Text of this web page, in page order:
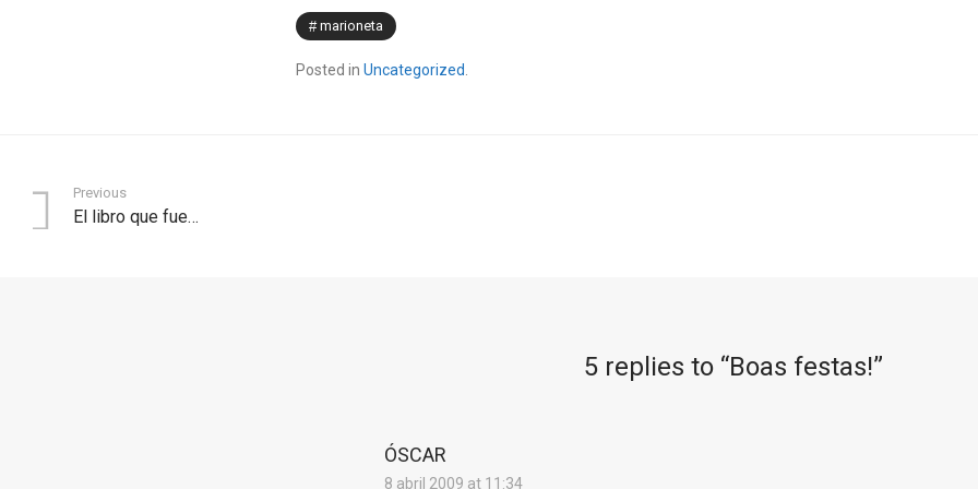
marioneta
Posted in Uncategorized
Previous
El libro que fue…
5 replies to “Boas festas!”
ÓSCAR
8 abril 2009 at 11:34